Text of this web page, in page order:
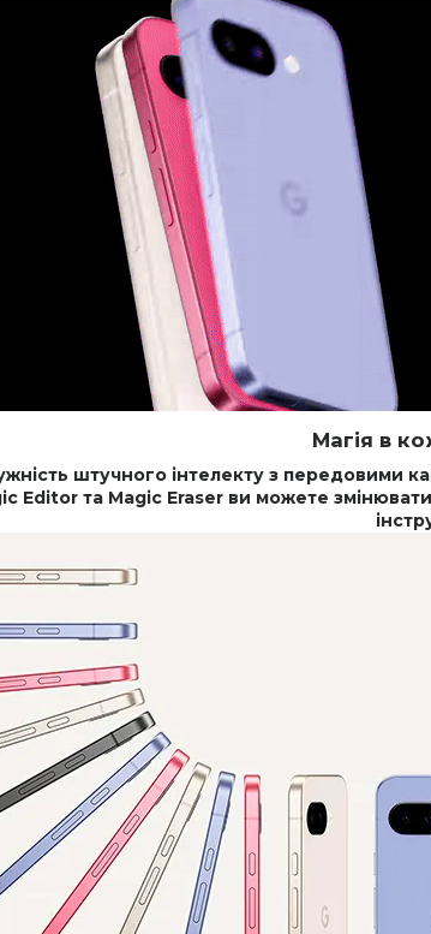
Магія в
штучного інтелекту з передовими
Editor та Magic Eraser ви можете